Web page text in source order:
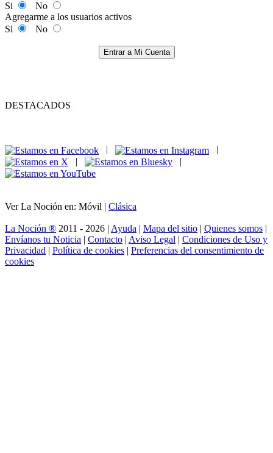
Si
No
Agregarme a los usuarios activos
Si
No
Entrar a Mi Cuenta
DESTACADOS
|
|
Ver La Noción en: Móvil | Clásica
La Noción ® 2011 - 2026 | Ayuda | Mapa del sitio | Quienes somos |
Envíanos tu Noticia | Contacto | Aviso Legal | Condiciones de Uso y
Privacidad | Política de cookies | Preferencias del consentimiento de
cookies